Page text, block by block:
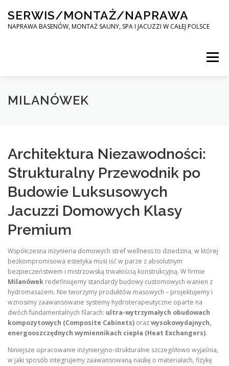
content
SERWIS/MONTAŻ/NAPRAWA
NAPRAWA BASENÓW, MONTAŻ SAUNY, SPA I JACUZZI W CAŁEJ POLSCE
Menu
SPA SERWIS
KONTAKT
MILANÓWEK
Architektura Niezawodności:
Strukturalny Przewodnik po
Budowie Luksusowych
Jacuzzi Domowych Klasy
Premium
Współczesna inżynieria domowych stref wellness to dziedzina, w której
bezkompromisowa estetyka musi iść w parze z absolutnym
bezpieczeństwem i mistrzowską trwałością konstrukcyjną. W firmie
Milanówek redefiniujemy standardy budowy customowych wanien z
hydromasażem. Nie tworzymy produktów masowych – projektujemy i
wznosimy zaawansowane systemy hydroterapeutyczne oparte na
dwóch fundamentalnych filarach: ultra-wytrzymałych obudowach
kompozytowych (Composite Cabinets) orazwysokowydajnych,
energooszczędnych wymiennikach ciepła (Heat Exchangers).
Niniejsze opracowanie inżynieryjno-strukturalne szczegółowo wyjaśnia,
w jaki sposób integrujemy zaawansowaną naukę o materiałach, fizykę